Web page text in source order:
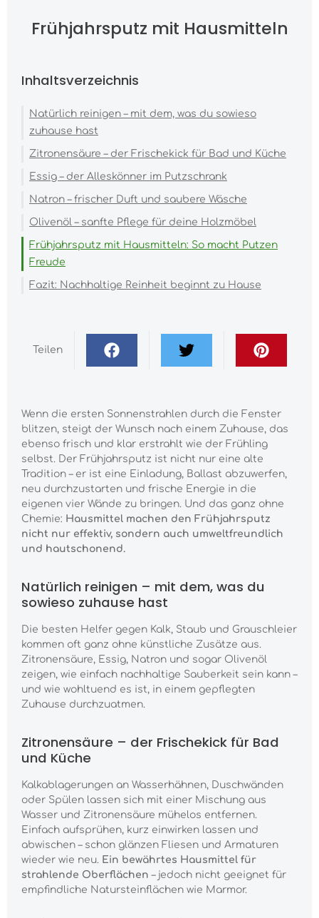
Frühjahrsputz mit Hausmitteln
Inhaltsverzeichnis
Natürlich reinigen – mit dem, was du sowieso
zuhause hast
Zitronensäure – der Frischekick für Bad und Küche
Essig – der Alleskönner im Putzschrank
Natron – frischer Duft und saubere Wäsche
Olivenöl – sanfte Pflege für deine Holzmöbel
Frühjahrsputz mit Hausmitteln: So macht Putzen
Freude
Fazit: Nachhaltige Reinheit beginnt zu Hause
Teilen
Wenn die ersten Sonnenstrahlen durch die Fenster
blitzen, steigt der Wunsch nach einem Zuhause, das
ebenso frisch und klar erstrahlt wie der Frühling
selbst. Der Frühjahrsputz ist nicht nur eine alte
Tradition – er ist eine Einladung, Ballast abzuwerfen,
neu durchzustarten und frische Energie in die
eigenen vier Wände zu bringen. Und das ganz ohne
Chemie: Hausmittel machen den Frühjahrsputz
nicht nur effektiv, sondern auch umweltfreundlich
und hautschonend.
Natürlich reinigen – mit dem, was du
sowieso zuhause hast
Die besten Helfer gegen Kalk, Staub und Grauschleier
kommen oft ganz ohne künstliche Zusätze aus.
Zitronensäure, Essig, Natron und sogar Olivenöl
zeigen, wie einfach nachhaltige Sauberkeit sein kann –
und wie wohltuend es ist, in einem gepflegten
Zuhause durchzuatmen.
Zitronensäure – der Frischekick für Bad
und Küche
Kalkablagerungen an Wasserhähnen, Duschwänden
oder Spülen lassen sich mit einer Mischung aus
Wasser und Zitronensäure mühelos entfernen.
Einfach aufsprühen, kurz einwirken lassen und
abwischen – schon glänzen Fliesen und Armaturen
wieder wie neu. Ein bewährtes Hausmittel für
strahlende Oberflächen – jedoch nicht geeignet für
empfindliche Natursteinflächen wie Marmor.